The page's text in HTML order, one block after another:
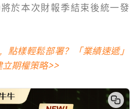
於本次財報季結束後統一發
點樣輕鬆部署？「業績速遞」
期權策略>>